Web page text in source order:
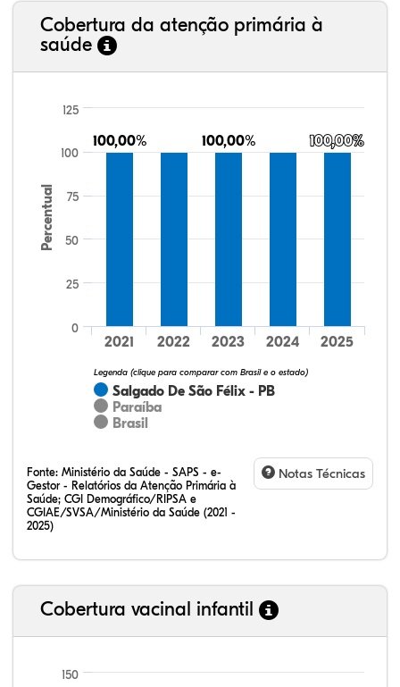
Cobertura da atenção primária à
saúde
Percentual
100,00%
100,00% 100,00%
100,00% 100,00%
100,00%
Salgado De São Félix - PB
Paraíba
Brasil
Legenda (clique para comparar com Brasil e o estado)
2021 2022 2023 2024 2025
0
25
50
75
100
125
Fonte: Ministério da Saúde - SAPS - e-
Gestor - Relatórios da Atenção Primária à
Saúde; CGI Demográfico/RIPSA e
CGIAE/SVSA/Ministério da Saúde (2021 -
2025)
Notas Técnicas
Cobertura vacinal infantil
150
25,93%
3,70%
0,00%
70,37%
0,00%
0,00%
32,28%
12,07%
0,23%
51,73%
2,94%
0,75%